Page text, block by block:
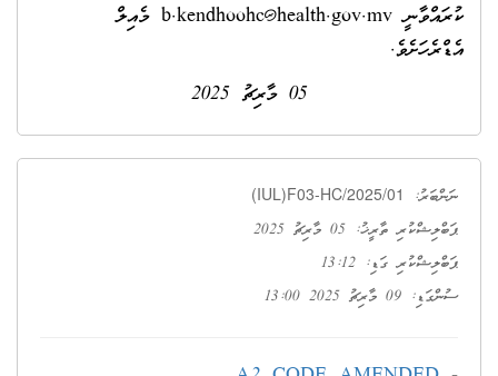
ކުރައްވާނީ b.kendhoohc@health.gov.mv މެއިލް
އެޑްރެހަށެވެ.
05 މާރިޗު 2025
ނަންބަރު: (IUL)F03-HC/2025/01
ޕަބްލިޝްކުރި ތާރީޚު: 05 މާރިޗު 2025
ޕަބްލިޝްކުރި ގަޑި: 13:12
ސުންގަޑި: 09 މާރިޗު 2025 13:00